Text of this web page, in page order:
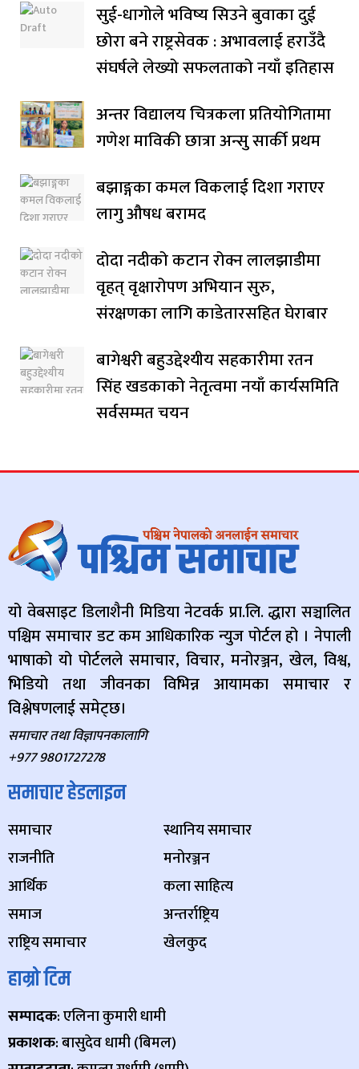
सुई-धागोले भविष्य सिउने बुवाका दुई
छोरा बने राष्ट्रसेवक : अभावलाई हराउँदै
संघर्षले लेख्यो सफलताको नयाँ इतिहास
अन्तर विद्यालय चित्रकला प्रतियोगितामा
गणेश माविकी छात्रा अन्सु सार्की प्रथम
बझाङ्गका कमल विकलाई दिशा गराएर
लागु औषध बरामद
दोदा नदीको कटान रोक्न लालझाडीमा
वृहत् वृक्षारोपण अभियान सुरु,
संरक्षणका लागि काडेतारसहित घेराबार
बागेश्वरी बहुउद्देश्यीय सहकारीमा रतन
सिंह खडकाको नेतृत्वमा नयाँ कार्यसमिति
सर्वसम्मत चयन
यो वेबसाइट डिलाशैनी मिडिया नेटवर्क प्रा.लि. द्धारा सञ्चालित
पश्चिम समाचार डट कम आधिकारिक न्युज पोर्टल हो । नेपाली
भाषाको यो पोर्टलले समाचार, विचार, मनोरञ्जन, खेल, विश्व,
भिडियो तथा जीवनका विभिन्न आयामका समाचार र
विश्लेषणलाई समेट्छ।
समाचार तथा विज्ञापनकालागि
+977 9801727278
समाचार हेडलाइन
समाचार
राजनीति
आर्थिक
समाज
राष्ट्रिय समाचार
स्थानिय समाचार
मनोरञ्जन
कला साहित्य
अन्तर्राष्ट्रिय
खेलकुद
हाम्रो टिम
सम्पादक: एलिना कुमारी धामी
प्रकाशक: बासुदेव धामी (बिमल)